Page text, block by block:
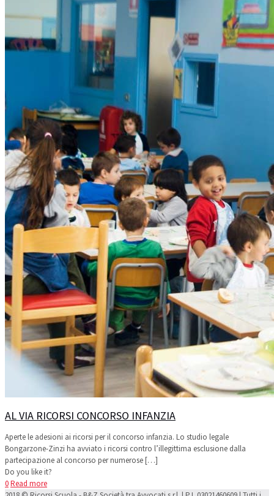
AL VIA RICORSI CONCORSO INFANZIA
Aperte le adesioni ai ricorsi per il concorso infanzia. Lo studio legale
Bongarzone-Zinzi ha avviato i ricorsi contro l’illegittima esclusione dalla
partecipazione al concorso per numerose[…]
Do you like it?
0Read more